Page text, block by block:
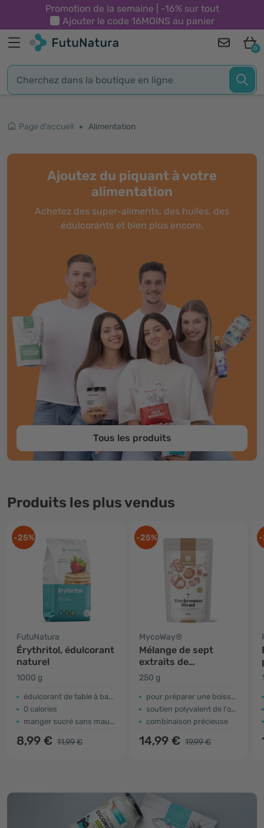
Promotion de la semaine | -16% sur tout
Ajouter le code 16MOINS au panier
0
Page d'accueil Alimentation
Ajoutez du piquant à votre
alimentation
Achetez des super-aliments, des huiles, des
édulcorants et bien plus encore.
Tous les produits
Produits les plus vendus
-25%
FutuNatura
Érythritol, édulcorant
naturel
1000 g
édulcorant de table à base d'érythritol
0 calories
manger sucré sans mauvaise conscience
8,99 € 11,99 €
-25%
MycoWay®
Mélange de sept
extraits de
champignons en
poudre
250 g
pour préparer une boisson ou un thé
soutien polyvalent de l'organisme
combinaison précieuse
14,99 € 19,99 €
-